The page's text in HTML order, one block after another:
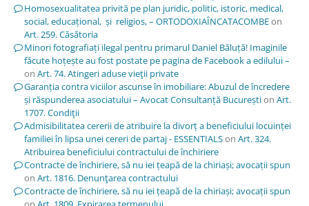
Homosexualitatea privită pe plan juridic, politic, istoric, medical,
social, educațional, și religios, – ORTODOXIAÎNCATACOMBEon
Art. 259. Căsătoria
Minori fotografiați ilegal pentru primarul Daniel Băluță! Imaginile
făcute hoțește au fost postate pe pagina de Facebook a edilului –
on Art. 74. Atingeri aduse vieţii private
Garanția contra viciilor ascunse în imobiliare: Abuzul de încredere
și răspunderea asociatului – Avocat Consultanță Bucureștion Art.
1707. Condiţii
Admisibilitatea cererii de atribuire la divorț a beneficiului locuinței
familiei în lipsa unei cereri de partaj - ESSENTIALSon Art. 324.
Atribuirea beneficiului contractului de închiriere
Contracte de închiriere, să nu iei țeapă de la chiriași; avocații spun
on Art. 1816. Denunţarea contractului
Contracte de închiriere, să nu iei țeapă de la chiriași; avocații spun